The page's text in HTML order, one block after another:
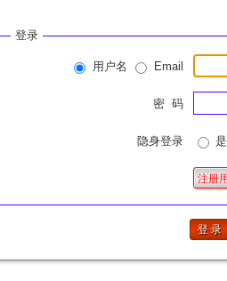
登录
用户名 Email
密 码
隐身登录 是